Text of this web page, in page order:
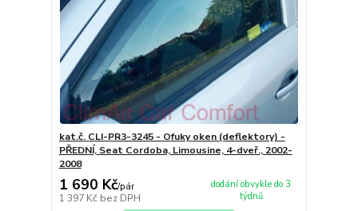
kat.č. CLI-PR3-3245 - Ofuky oken (deflektory) -
PŘEDNÍ, Seat Cordoba, Limousine, 4-dveř., 2002-
2008
1 690 Kč/pár
1 397 Kč bez DPH
dodání obvykle do 3
týdnů